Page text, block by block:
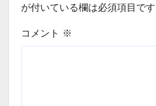
が付いている欄は必須項目です
コメント ※